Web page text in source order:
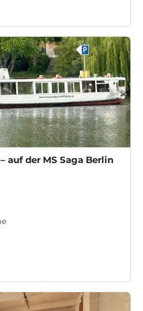
auf der MS Saga Berlin